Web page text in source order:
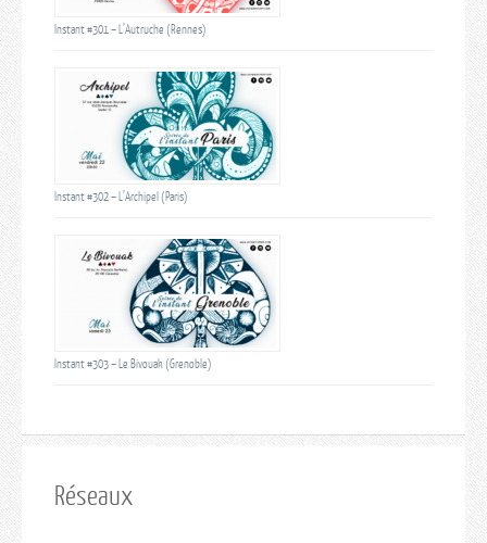
Instant #301 – L’Autruche (Rennes)
Instant #302 – L’Archipel (Paris)
Instant #303 – Le Bivouak (Grenoble)
Réseaux